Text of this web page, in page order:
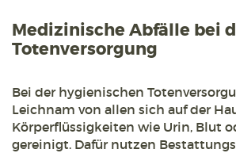
Medizinische Abfälle bei
Totenversorgung
Bei der hygienischen
Leichnam von allen sich auf der
Körperflüssigkeiten wie Urin, Blut
gereinigt. Dafür nutzen